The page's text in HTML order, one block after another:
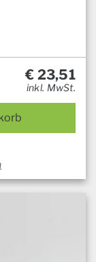
€ 23,51
inkl. MwSt.